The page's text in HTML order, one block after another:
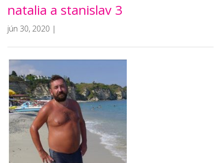
natalia a stanislav 3
jún 30, 2020 |